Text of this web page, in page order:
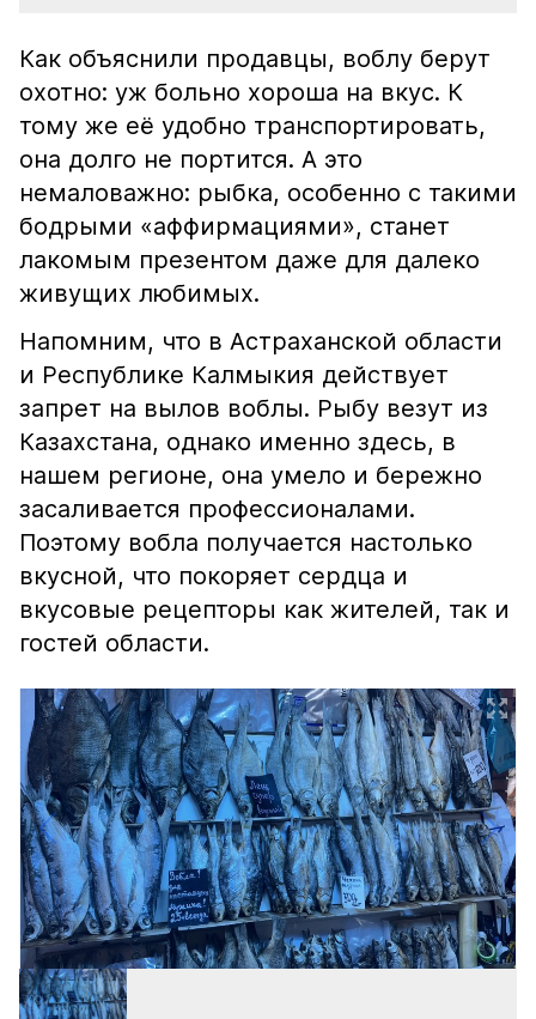
Как объяснили продавцы, воблу берут
охотно: уж больно хороша на вкус. К
тому же её удобно транспортировать,
она долго не портится. А это
немаловажно: рыбка, особенно с такими
бодрыми «аффирмациями», станет
лакомым презентом даже для далеко
живущих любимых.
Напомним, что в Астраханской области
и Республике Калмыкия действует
запрет на вылов воблы. Рыбу везут из
Казахстана, однако именно здесь, в
нашем регионе, она умело и бережно
засаливается профессионалами.
Поэтому вобла получается настолько
вкусной, что покоряет сердца и
вкусовые рецепторы как жителей, так и
гостей области.